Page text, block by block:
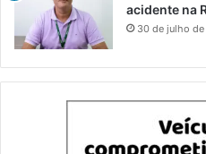
acidente na
30 de julho